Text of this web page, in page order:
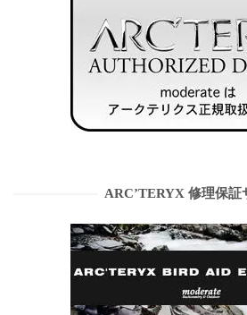
ARC’TERYX 修理保証